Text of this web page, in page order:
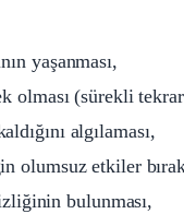
yaşanması,
olması (sürekli
algılaması,
olumsuz etkiler
bulunması,